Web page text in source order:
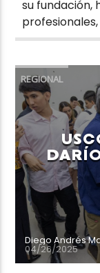
su fundación,
REGIONAL
Diego Andrés
04/26/2025